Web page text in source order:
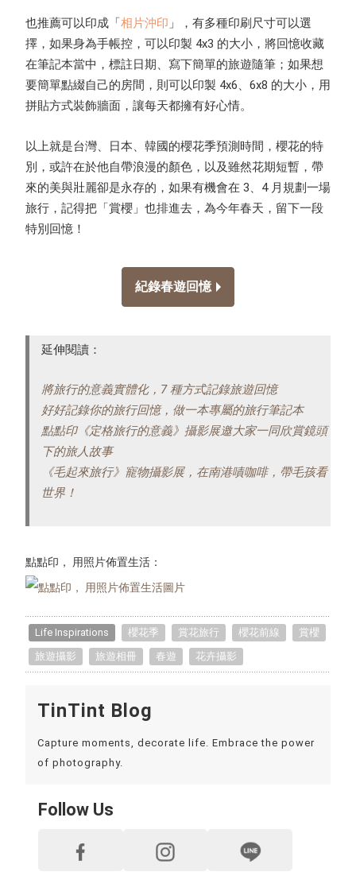
也推薦可以印成「相片沖印 」，有多種印刷尺寸可以選
擇，如果身為手帳控，可以印製 4x3 的大小，將回憶收藏
在筆記本當中，標註日期、寫下簡單的旅遊隨筆；如果想
要簡單點綴自己的房間，則可以印製 4x6、6x8 的大小，用
拼貼方式裝飾牆面，讓每天都擁有好心情。
以上就是台灣、日本、韓國的櫻花季預測時間，櫻花的特
別，或許在於他自帶浪漫的顏色，以及雖然花期短暫，帶
來的美與壯麗卻是永存的，如果有機會在 3、4 月規劃一場
旅行，記得把「賞櫻」也排進去，為今年春天，留下一段
特別回憶！
紀錄春遊回憶
延伸閱讀：
將旅行的意義實體化，7 種方式記錄旅遊回憶
好好記錄你的旅行回憶，做一本專屬的旅行筆記本
點點印《定格旅行的意義》攝影展邀大家一同欣賞鏡頭
下的旅人故事
《毛起來旅行》寵物攝影展，在南港嘖咖啡，帶毛孩看
世界！
點點印， 用照片佈置生活：
Life Inspirations 櫻花季 賞花旅行 櫻花前線
賞櫻
旅遊攝影
旅遊相冊 春遊 花卉攝影
TinTint Blog
Capture moments, decorate life. Embrace the power
of photography.
Follow Us